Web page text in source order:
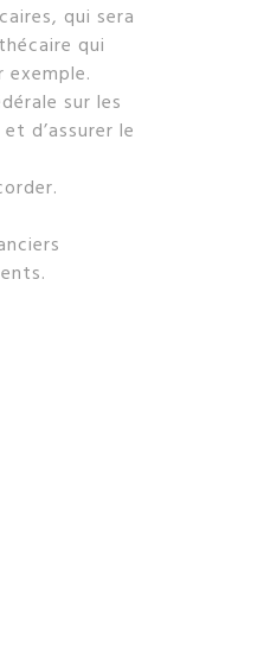
qui sera
qui
sur les
d’assurer le